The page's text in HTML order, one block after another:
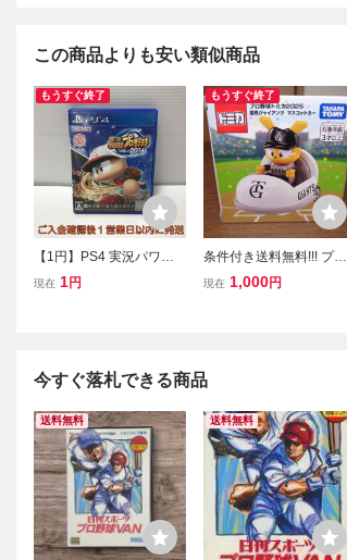
この商品よりも安い類似商品
もうすぐ終了
【1円】PS4 実況パワフ
ルプロ野球2016 ゲームソ
現在 1円
もうすぐ終了
条件付き送料無料!!! プロ
野球トミカ2025・読売ジ
現在 1,000円
今すぐ落札できる商品
送料無料 送料無料